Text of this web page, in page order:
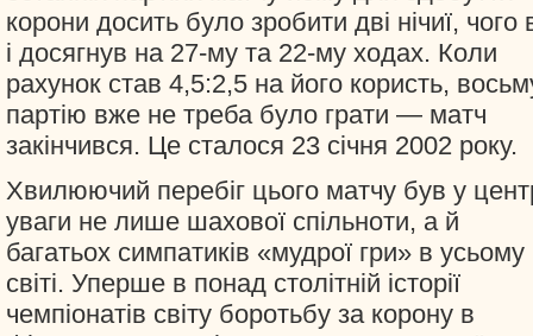
корони досить було зробити дві нічиї, чого
і досягнув на 27-му та 22-му ходах. Коли
рахунок став 4,5:2,5 на його користь,
партію вже не треба було грати — матч
закінчився. Це сталося 23 січня 2002 року.
Хвилюючий перебіг цього матчу був у
уваги не лише шахової спільноти, а й
багатьох симпатиків «мудрої гри» в усьому
світі. Уперше в понад столітній історії
чемпіонатів світу боротьбу за корону в